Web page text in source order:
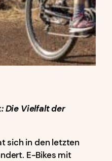
Die Vielfalt der
sich in den letzten
E-Bikes mit